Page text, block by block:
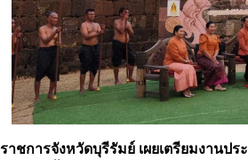
าชการจังหวัดบุรีรัมย์ เผยเตรียมงานป